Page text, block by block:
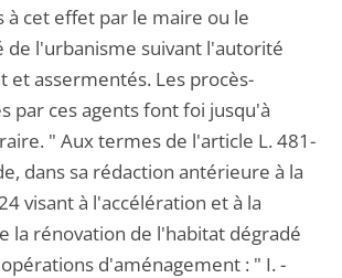
à cet effet par le maire ou le
de l'urbanisme suivant l'autorité
et assermentés. Les procès-
par ces agents font foi jusqu'à
" Aux termes de l'article L. 481-
dans sa rédaction antérieure à la
visant à l'accélération et à la
la rénovation de l'habitat dégradé
d'aménagement : " I. -